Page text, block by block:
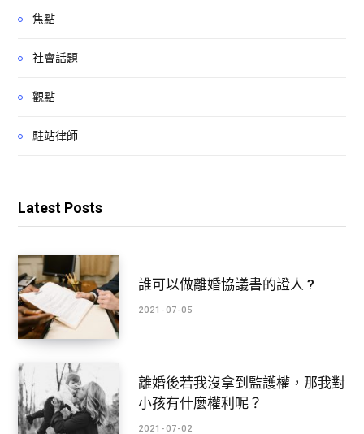
焦點
社會話題
觀點
駐站律師
Latest Posts
誰可以做離婚協議書的證人 ?
2021-07-05
離婚後若我沒拿到監護權，那我對
小孩有什麼權利呢？
2021-07-02